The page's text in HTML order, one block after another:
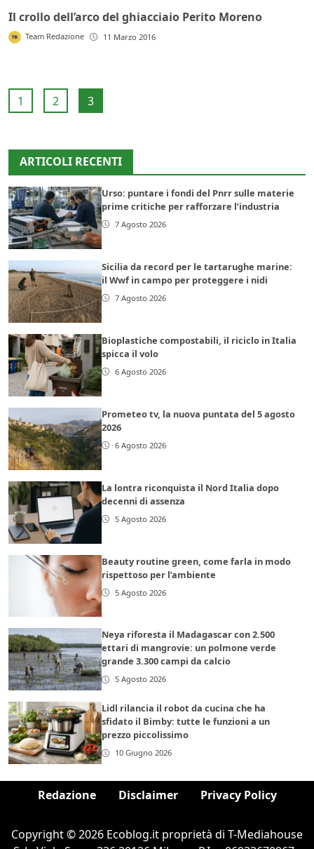
Il crollo dell’arco del ghiacciaio Perito Moreno
Team Redazione 11 Marzo 2016
1 2 3
ARTICOLI RECENTI
Urso: puntare i fondi del Pnrr sulle materie
prime critiche per rafforzare l’industria
7 Agosto 2026
Sicilia da record per le tartarughe marine:
il Wwf in campo per proteggere i nidi
7 Agosto 2026
Bioplastiche compostabili, il riciclo in Italia
spicca il volo
6 Agosto 2026
Prometeo tv, la nuova puntata del 5 agosto
2026
6 Agosto 2026
La lontra riconquista il Nord Italia dopo
decenni di assenza
5 Agosto 2026
Beauty routine green, come farla in modo
rispettoso per l’ambiente
5 Agosto 2026
Neya riforesta il Madagascar con 2.500
ettari di mangrovie: un polmone verde
grande 3.300 campi da calcio
5 Agosto 2026
Lidl rilancia il robot da cucina che ha
sfidato il Bimby: tutte le funzioni a un
prezzo piccolissimo
10 Giugno 2026
Redazione Disclaimer Privacy Policy
Copyright © 2026 Ecoblog.it proprietà di T-Mediahouse